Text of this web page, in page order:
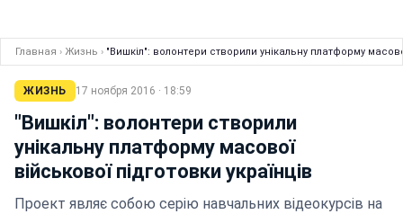
Главная › Жизнь › "Вишкіл": волонтери створили унікальну платформу
ЖИЗНЬ 17 ноября 2016 · 18:59
"Вишкіл": волонтери створили
унікальну платформу масової
військової підготовки українців
Проект являє собою серію навчальних відеокурсів на